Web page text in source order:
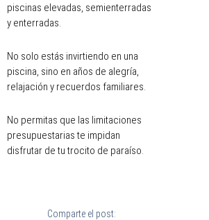
piscinas elevadas, semienterradas
y enterradas.
No solo estás invirtiendo en una
piscina, sino en años de alegría,
relajación y recuerdos familiares.
No permitas que las limitaciones
presupuestarias te impidan
disfrutar de tu trocito de paraíso.
Comparte el post: